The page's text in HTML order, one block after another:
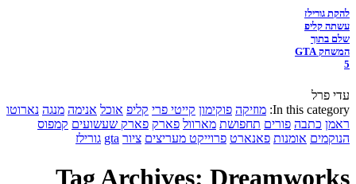
להקת גורילז
עשתה קליפ
שלם בתוך
המשחק GTA
5
עדי פרל
In this category: מוזיקה פוקימון קייטי פרי קליפ אוכל אנימה מנגה נארוטו
ראמן כתבה פורים תחפושת מארוול פארק פארק שעשועים קמפוס
הנוקמים אומנות פאנארט פרוייקט מעריצים ציור gta גורילז
Tag Archives: Dreamworks